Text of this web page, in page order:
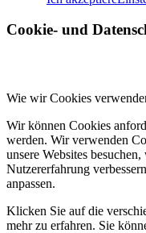
Cookie- und
Wie wir Cookies
Wir können Cookies
werden. Wir verwenden
unsere Websites
Nutzererfahrung
anpassen.
Klicken Sie auf die
mehr zu erfahren. Sie